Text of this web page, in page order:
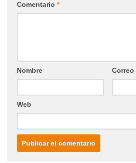
Comentario *
Nombre
Web